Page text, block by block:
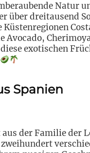
Natur
über dreitausend
Avocado,
exotischen
Spanien
der Familie der